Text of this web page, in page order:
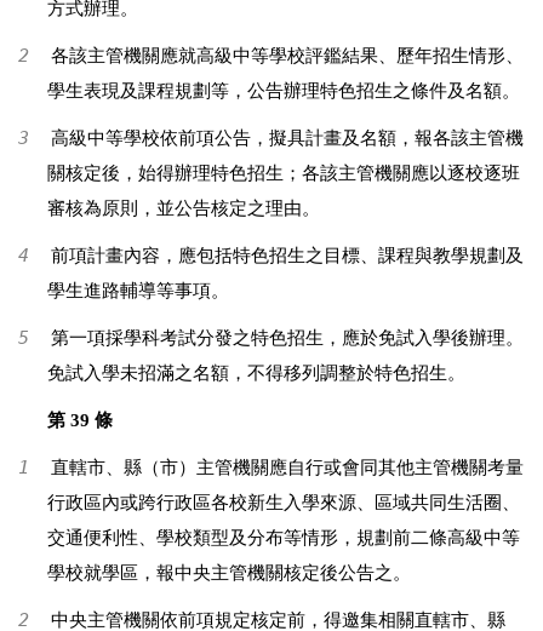
方式辦理。
2 各該主管機關應就高級中等學校評鑑結果、歷年招生情形、
學生表現及課程規劃等，公告辦理特色招生之條件及名額。
3 高級中等學校依前項公告，擬具計畫及名額，報各該主管機
關核定後，始得辦理特色招生；各該主管機關應以逐校逐班
審核為原則，並公告核定之理由。
4 前項計畫內容，應包括特色招生之目標、課程與教學規劃及
學生進路輔導等事項。
5 第一項採學科考試分發之特色招生，應於免試入學後辦理。
免試入學未招滿之名額，不得移列調整於特色招生。
第 39 條
1 直轄市、縣（市）主管機關應自行或會同其他主管機關考量
行政區內或跨行政區各校新生入學來源、區域共同生活圈、
交通便利性、學校類型及分布等情形，規劃前二條高級中等
學校就學區，報中央主管機關核定後公告之。
2 中央主管機關依前項規定核定前，得邀集相關直轄市、縣